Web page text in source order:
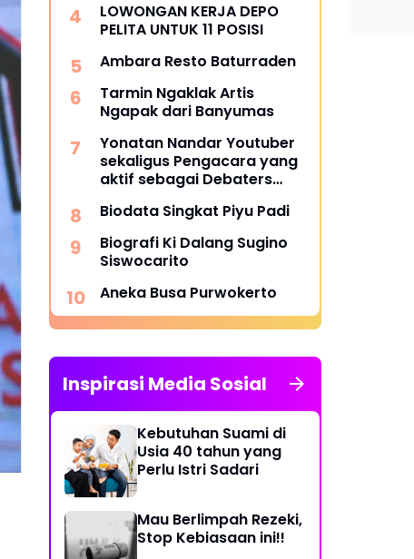
LOWONGAN KERJA DEPO
PELITA UNTUK 11 POSISI
Ambara Resto Baturraden
Tarmin Ngaklak Artis
Ngapak dari Banyumas
Yonatan Nandar Youtuber
sekaligus Pengacara yang
aktif sebagai Debaters
TikTok
Biodata Singkat Piyu Padi
Biografi Ki Dalang Sugino
Siswocarito
Aneka Busa Purwokerto
Inspirasi Media Sosial
Kebutuhan Suami di
Usia 40 tahun yang
Perlu Istri Sadari
Mau Berlimpah Rezeki,
Stop Kebiasaan ini!!